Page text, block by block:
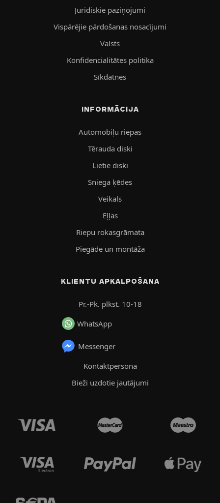
Juridiskie paziņojumi
Vispārējie pārdošanas nosacījumi
Valsts
Konfidencialitātes politika
Sīkdatnes
INFORMĀCIJA
Automobiļu riepas
Tērauda diski
Lietie diski
Sniega ķēdes
Veikals
Eļļas
Riepu rokasgrāmata
Piegāde un montāža
KLIENTU APKALPOŠANA
Pr.-Pk. plkst. 10-18
WhatsApp
Messenger
Kontaktpersona
Bieži uzdotie jautājumi